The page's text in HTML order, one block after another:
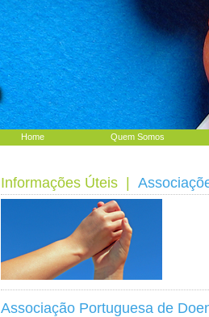
Home Quem Somos
Informações Úteis
Associação Portuguesa de